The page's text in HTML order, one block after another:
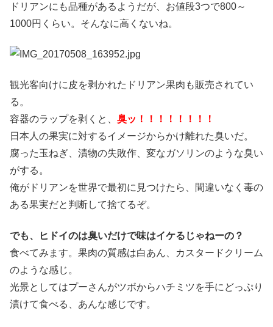
ドリアンにも品種があるようだが、お値段3つで800～
1000円くらい。そんなに高くないね。
観光客向けに皮を剥かれたドリアン果肉も販売されてい
る。
容器のラップを剥くと、 臭ッ！！！！！！！！
日本人の果実に対するイメージからかけ離れた臭いだ。
腐った玉ねぎ、漬物の失敗作、変なガソリンのような臭い
がする。
俺がドリアンを世界で最初に見つけたら、間違いなく毒の
ある果実だと判断して捨てるぞ。
でも、ヒドイのは臭いだけで味はイケるじゃねーの？
食べてみます。果肉の質感は白あん、カスタードクリーム
のような感じ。
光景としてはプーさんがツボからハチミツを手にどっぷり
漬けて食べる、あんな感じです。